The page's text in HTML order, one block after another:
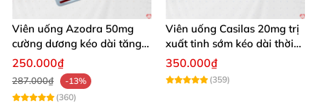
Viên uống Azodra 50mg
cường dương kéo dài tăng
sinh lý nam
250.000₫
287.000₫
-13%
(360)
Viên uống Casilas 20mg trị
xuất tinh sớm kéo dài thời
gian quan hệ
350.000₫
(359)